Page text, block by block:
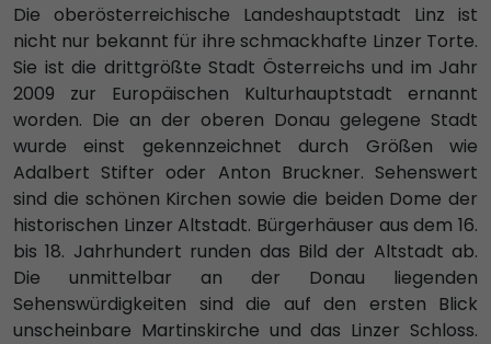
Die oberösterreichische Landeshauptstadt Linz ist
nicht nur bekannt für ihre schmackhafte Linzer Torte.
Sie ist die drittgrößte Stadt Österreichs und im Jahr
2009 zur Europäischen Kulturhauptstadt ernannt
worden. Die an der oberen Donau gelegene Stadt
wurde einst gekennzeichnet durch Größen wie
Adalbert Stifter oder Anton Bruckner. Sehenswert
sind die schönen Kirchen sowie die beiden Dome der
historischen Linzer Altstadt. Bürgerhäuser aus dem 16.
bis 18. Jahrhundert runden das Bild der Altstadt ab.
Die unmittelbar an der Donau liegenden
Sehenswürdigkeiten sind die auf den ersten Blick
unscheinbare Martinskirche und das Linzer Schloss.